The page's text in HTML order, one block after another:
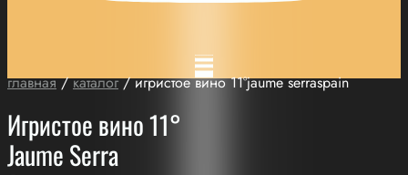
главная/каталог/ игристое вино 11°jaume serraspain
Игристое вино 11°
Jaume Serra